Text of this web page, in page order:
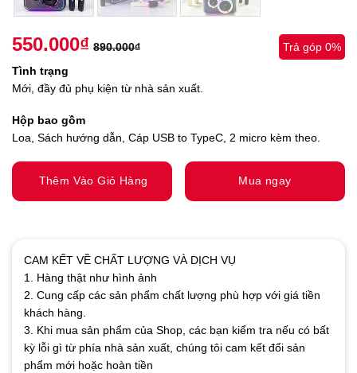
550.000₫ 890.000₫
Tình trạng
Mới, đầy đủ phụ kiện từ nhà sản xuất.
Hộp bao gồm
Loa, Sách hướng dẫn, Cáp USB to TypeC, 2 micro kèm theo.
Trả góp 0%
Thêm Vào Giỏ Hàng Mua ngay
CAM KẾT VỀ CHẤT LƯỢNG VÀ DỊCH VỤ
1. Hàng thật như hình ảnh
2. Cung cấp các sản phẩm chất lượng phù hợp với giá tiền
khách hàng.
3. Khi mua sản phẩm của Shop, các bạn kiểm tra nếu có bất
kỳ lỗi gì từ phía nhà sản xuất, chúng tôi cam kết đổi sản
phẩm mới hoặc hoàn tiền